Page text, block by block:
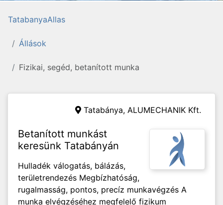
TatabanyaAllas
Állások
Fizikai, segéd, betanított munka
Tatabánya, ALUMECHANIK Kft.
Betanított munkást
keresünk Tatabányán
Hulladék válogatás, bálázás,
területrendezés Megbízhatóság,
rugalmasság, pontos, precíz munkavégzés A
munka elvégzéséhez megfelelő fizikum